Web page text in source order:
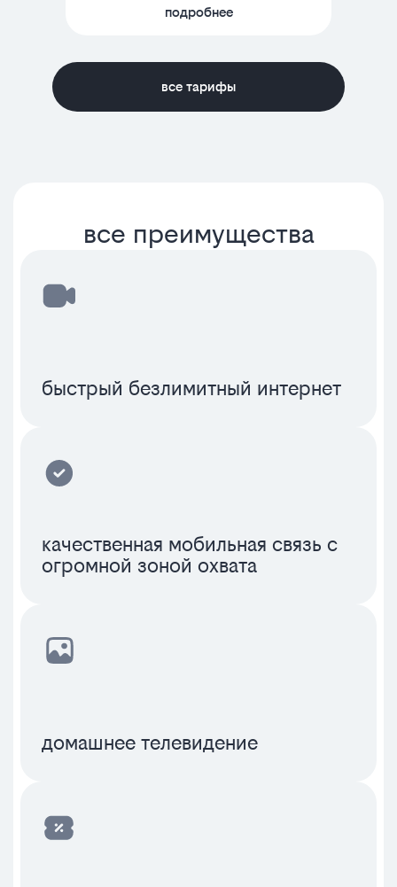
подробнее
все тарифы
все преимущества
быстрый безлимитный интернет
качественная мобильная связь с
огромной зоной охвата
домашнее телевидение